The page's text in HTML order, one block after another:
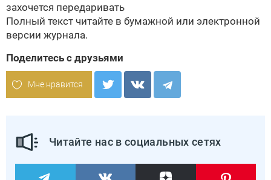
захочется передаривать
Полный текст читайте в бумажной или электронной
версии журнала.
Поделитесь с друзьями
Мне нравится
Читайте нас в социальных сетях